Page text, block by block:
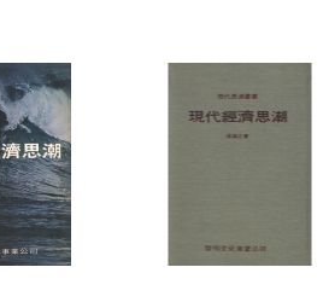
上，採國內包裹運送，一律免
。
訂購後48小時內回覆運費於訂單
方式寄送到您所指定的地點。